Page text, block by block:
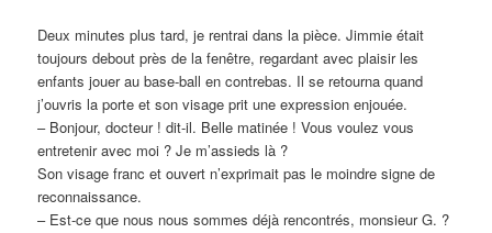
Deux minutes plus tard, je rentrai dans la pièce. Jimmie était
toujours debout près de la fenêtre, regardant avec plaisir les
enfants jouer au base-ball en contrebas. Il se retourna quand
j’ouvris la porte et son visage prit une expression enjouée.
– Bonjour, docteur ! dit-il. Belle matinée ! Vous voulez vous
entretenir avec moi ? Je m’assieds là ?
Son visage franc et ouvert n’exprimait pas le moindre signe de
reconnaissance.
– Est-ce que nous nous sommes déjà rencontrés, monsieur G. ?